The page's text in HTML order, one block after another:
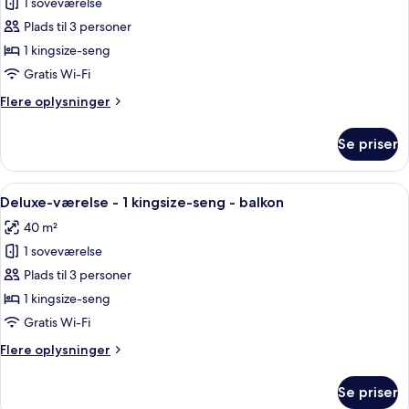
af
Deluxe-
suite
-
soveværelse
Plads til 3 personer
1 kingsize-seng
Gratis Wi-Fi
Flere oplysninger
Flere
suite
1
Se priser
Indlæs
alle
billeder
af
Deluxe-
værelse
-
kingsize-
Et moderne hotelværelse med en
7
Deluxe-værelse - 1 kingsize-seng - balkon
40 m²
1 soveværelse
Plads til 3 personer
1 kingsize-seng
Gratis Wi-Fi
Flere oplysninger
Flere
Se priser